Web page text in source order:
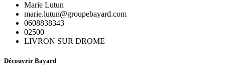
Marie Lutun
marie.lutun@groupebayard.com
0608838343
02500
LIVRON SUR DROME
Découvrir Bayard